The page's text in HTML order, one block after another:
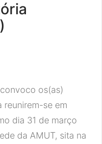
os(as)
reunirem-se em
dia 31 de março
da AMUT, sita na